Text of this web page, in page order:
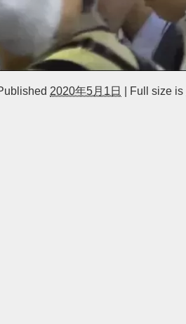
2020年5月1日 Full size is